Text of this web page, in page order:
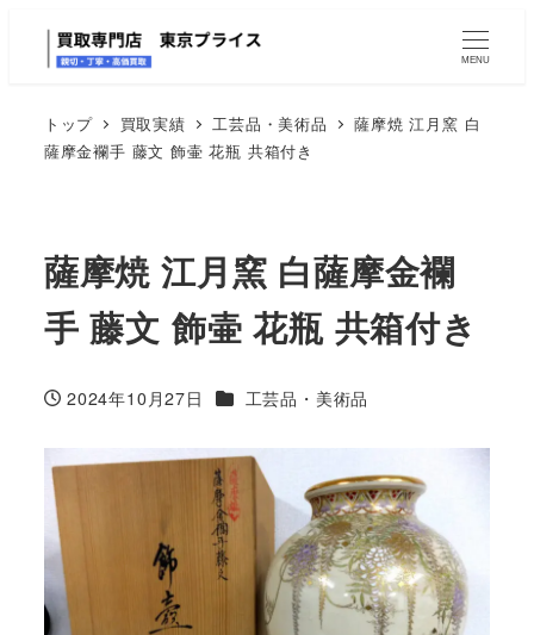
MENU
トップ 買取実績 工芸品・美術品
薩摩焼 江月窯 白
薩摩金襴手 藤文 飾壷 花瓶 共箱付き
薩摩焼 江月窯 白薩摩金襴
手 藤文 飾壷 花瓶 共箱付き
投稿日
2024年10月27日 カテゴリー
工芸品・美術品